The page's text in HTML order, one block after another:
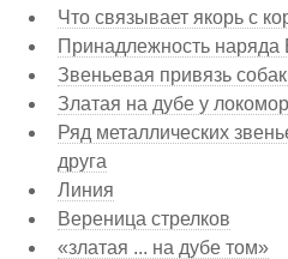
Что связывает якорь с
Принадлежность
Звеньевая привязь
Златая на дубе у
Ряд металлических
друга
Линия
Вереница стрелков
«златая ... на дубе том»